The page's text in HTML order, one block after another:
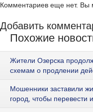
Комментариев еще нет. Вы
Добавить
Похожие
Жители Озерска
схемам о продлении
Мошенники заставили
город, чтобы перевести и